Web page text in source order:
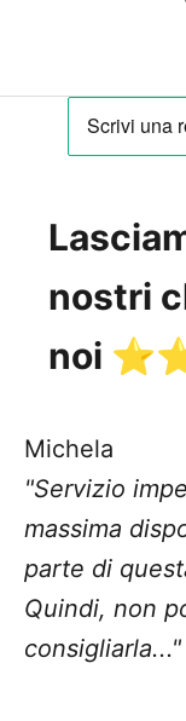
nostri
noi
Michela
"Servizio
massima
parte di
Quindi, non
consigliarla..."